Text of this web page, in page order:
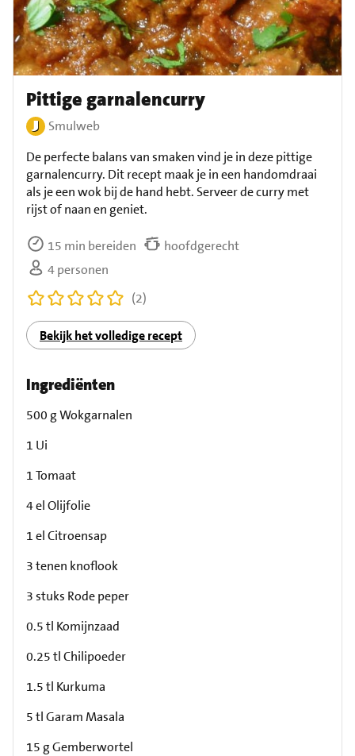
Pittige garnalencurry
Smulweb
De perfecte balans van smaken vind je in deze pittige
garnalencurry. Dit recept maak je in een handomdraai
als je een wok bij de hand hebt. Serveer de curry met
rijst of naan en geniet.
15 min bereiden
hoofdgerecht
4 personen
(2)
Bekijk het volledige recept
Ingrediënten
500 g Wokgarnalen
1 Ui
1 Tomaat
4 el Olijfolie
1 el Citroensap
3 tenen knoflook
3 stuks Rode peper
0.5 tl Komijnzaad
0.25 tl Chilipoeder
1.5 tl Kurkuma
5 tl Garam Masala
15 g Gemberwortel